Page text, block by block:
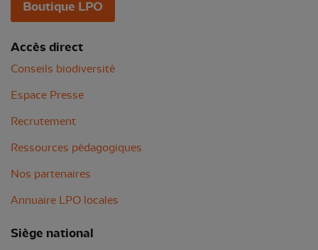
Boutique LPO
Accès direct
Conseils biodiversité
Espace Presse
Recrutement
Ressources pédagogiques
Nos partenaires
Annuaire LPO locales
Siège national